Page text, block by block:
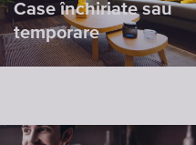
Case închiriate sau
temporare